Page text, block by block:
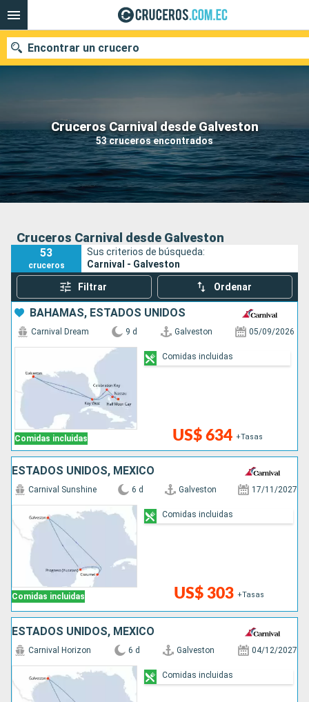
Cruceros Carnival desde Galveston
53 cruceros encontrados
Encontrar un crucero
Nuestros destinos
Fecha de salida
Puertos Compañías
Cruceros Carnival desde Galveston
53
cruceros
Sus criterios de búsqueda:
Carnival - Galveston
Filtrar Ordenar
BAHAMAS, ESTADOS UNIDOS
Comidas incluidas
Carnival Dream 9 d Galveston 05/09/2026
US$ 634 +Tasas
Comidas incluidas
ESTADOS UNIDOS, MÉXICO
Comidas incluidas
Carnival Sunshine 6 d Galveston 17/11/2027
US$ 303 +Tasas
Comidas incluidas
ESTADOS UNIDOS, MÉXICO
Carnival Horizon 6 d Galveston 04/12/2027
Comidas incluidas